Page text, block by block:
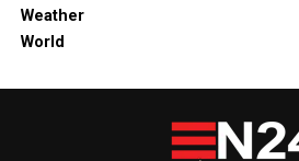
Weather
World